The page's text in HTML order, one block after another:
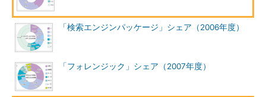
「検索エンジンパッケージ」シェア（2006年度）
「フォレンジック」シェア（2007年度）